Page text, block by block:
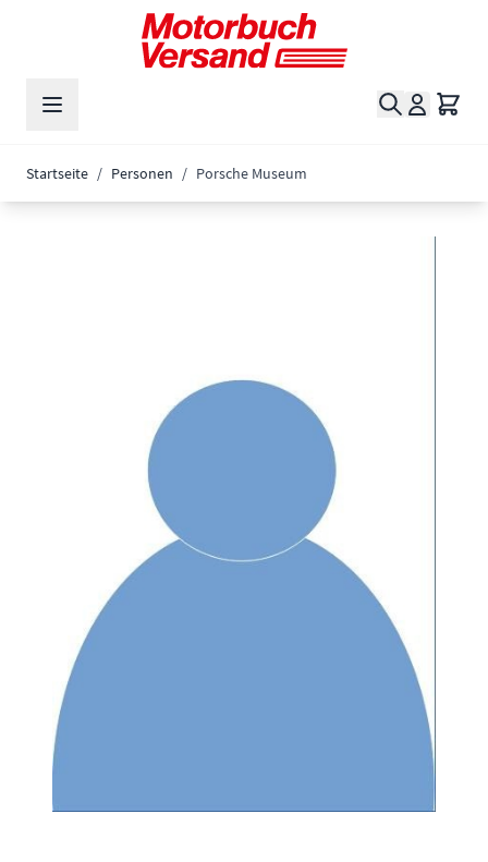
Zum Inhalt springen
Suche
Startseite / Personen / Porsche Museum